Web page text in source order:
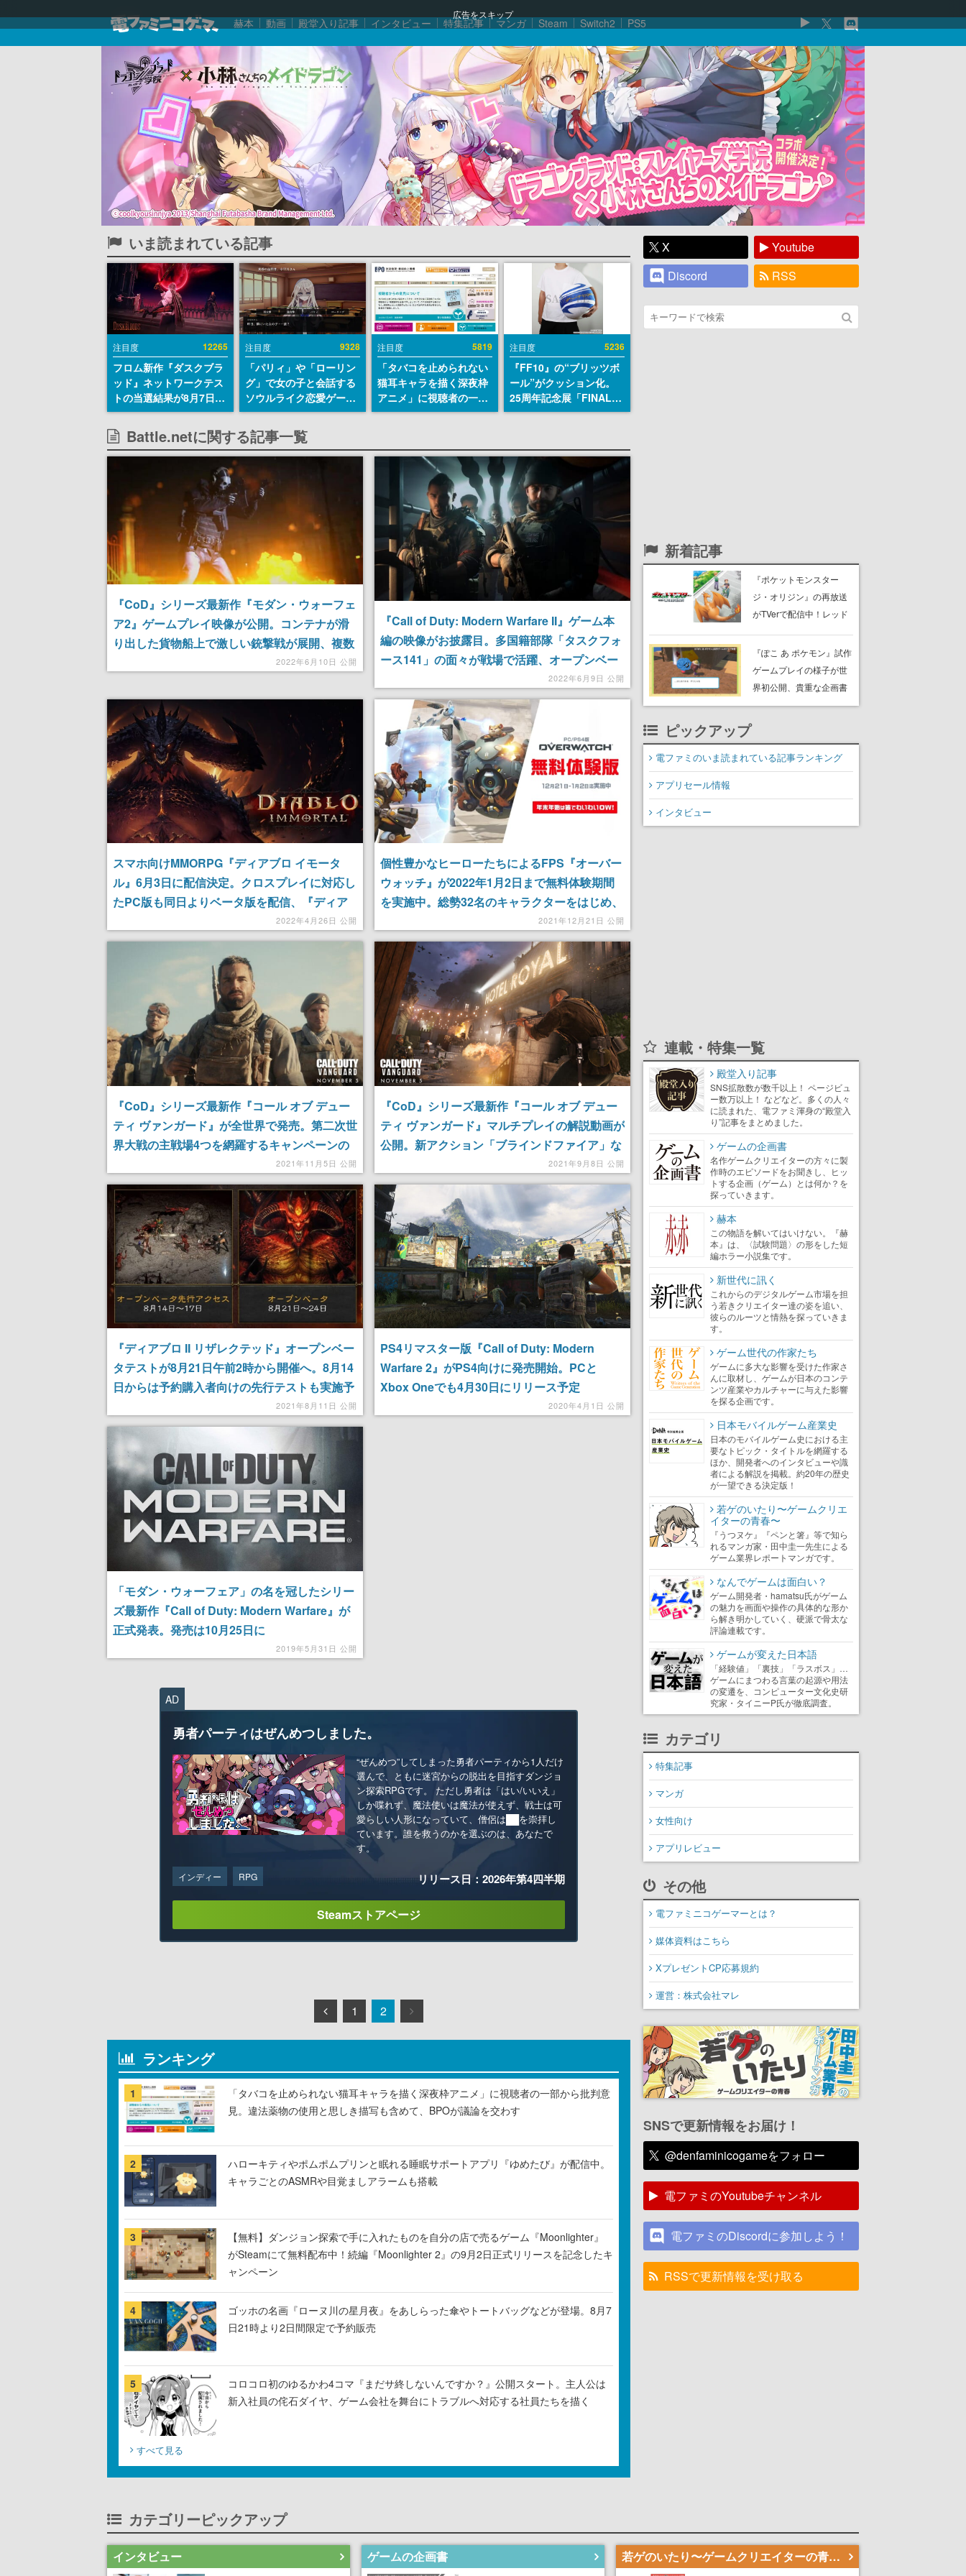
広告をスキップ
赫本 動画 殿堂入り記事 インタビュー 特集記事 マンガ Steam Switch2 PS5
いま読まれている記事
注目度 12265
フロム新作『ダスクブラ
ッド』ネットワークテス
トの当選結果が8月7日22
時に発表。応募サイトの
マイページから確認可
能、テスト実施は8月21
日～24日
注目度 9328
「パリィ」や「ローリン
グ」で女の子と会話する
ソウルライク恋愛ゲーム
『小早川さんはソウルラ
イク』無料公開。返事に
失敗すると「YOU
DIED」
注目度 5819
「タバコを止められない
猫耳キャラを描く深夜枠
アニメ」に視聴者の一部
から批判意見。違法薬物
す
注目度 5236
『FF10』の“ブリッツボ
ール”がクッション化。
25周年記念展「FINAL
FANTASY X MUSEUM-
Battle.netに関する記事一覧
『CoD』シリーズ最新作『モダン・ウォーフェ
ア2』ゲームプレイ映像が公開。コンテナが滑
り出した貨物船上で激しい銃撃戦が展開、複数
の銃を使ったプレイの様子も楽しめる2022年6月10日 公開
『Call of Duty: Modern Warfare II』ゲーム本
編の映像がお披露目。多国籍部隊「タスクフォ
ース141」の面々が戦場で活躍、オープンベー
2022年6月9日 公開
スマホ向けMMORPG『ディアブロ イモータ
ル』6月3日に配信決定。クロスプレイに対応し
たPC版も同日よりベータ版を配信、『ディア
ブロII』と『ディアブロIII』の間の物語を描く
2022年4月26日 公開
個性豊かなヒーローたちによるFPS『オーバー
ウォッチ』が2022年1月2日まで無料体験期間
を実施中。総勢32名のキャラクターをはじめ、
ほぼすべてのコンテンツが自由に楽しめる
2021年12月21日 公開
『CoD』シリーズ最新作『コール オブ デュー
ティ ヴァンガード』が全世界で発売。第二次世
界大戦の主戦場4つを網羅するキャンペーンの
ほか、多彩なマルチプレイモードも収録
2021年11月5日 公開
『CoD』シリーズ最新作『コール オブ デュー
ティ ヴァンガード』マルチプレイの解説動画が
公開。新アクション「ブラインドファイア」な
どゲームシステムの詳細が明らかに2021年9月8日 公開
『ディアブロ II リザレクテッド』オープンベー
タテストが8月21日午前2時から開催へ。8月14
日からは予約購入者向けの先行テストも実施予
2021年8月11日 公開
PS4リマスター版『Call of Duty: Modern
Warfare 2』がPS4向けに発売開始。PCと
Xbox Oneでも4月30日にリリース予定
2020年4月1日 公開
「モダン・ウォーフェア」の名を冠したシリー
ズ最新作『Call of Duty: Modern Warfare』が
正式発表。発売は10月25日に
2019年5月31日 公開
AD
勇者パーティはぜんめつしました。
“ぜんめつ”してしまった勇者パーティから1人だけ
選んで、ともに迷宮からの脱出を目指すダンジョ
ン探索RPGです。 ただし勇者は「はい/いいえ」
しか喋れず、魔法使いは魔法が使えず、戦士は可
愛らしい人形になっていて、僧侶は██を崇拝し
ています。誰を救うのかを選ぶのは、あなたで
す。
インディー RPG リリース日：2026年第4四半期
Steamストアページ
1 2
ランキング
1
「タバコを止められない猫耳キャラを描く深夜枠アニメ」に視聴者の一部から批判意
見。違法薬物の使用と思しき描写も含めて、BPOが議論を交わす
2
ハローキティやポムポムプリンと眠れる睡眠サポートアプリ『ゆめたび』が配信中。
キャラごとのASMRや目覚ましアラームも搭載
3
【無料】ダンジョン探索で手に入れたものを自分の店で売るゲーム『Moonlighter』
がSteamにて無料配布中！続編『Moonlighter 2』の9月2日正式リリースを記念したキ
ャンペーン
4
ゴッホの名画『ローヌ川の星月夜』をあしらった傘やトートバッグなどが登場。8月7
日21時より2日間限定で予約販売
5
コロコロ初のゆるかわ4コマ『まだサ終しないんですか？』公開スタート。主人公は
新入社員の侘石ダイヤ、ゲーム会社を舞台にトラブルへ対応する社員たちを描く
すべて見る
X
Youtube
Discord
RSS
新着記事
『ポケットモンスター
ジ・オリジン』の再放送
がTVerで配信中！レッド
公のオリジナルアニメ
『ぽこ あ ポケモン』試作
ゲームプレイの様子が世
界初公開、貴重な企画書
の一部も見れちゃう。ゲ
ゲームフリーク公式
YouTubeで公開中
ピックアップ
電ファミのいま読まれている記事ランキング
アプリセール情報
インタビュー
連載・特集一覧
殿堂入り記事
SNS拡散数が数千以上！ ページビュ
ー数万以上！ などなど。多くの人々
に読まれた、電ファミ渾身の“殿堂入
り”記事をまとめました。
ゲームの企画書
名作ゲームクリエイターの方々に製
作時のエピソードをお聞きし、ヒッ
トする企画（ゲーム）とは何か？を
探っていきます。
赫本
この物語を解いてはいけない。『赫
本』は、〈試験問題〉の形をした短
編ホラー小説集です。
新世代に訊く
これからのデジタルゲーム市場を担
う若きクリエイター達の姿を追い、
彼らのルーツと情熱を探っていきま
す。
ゲーム世代の作家たち
ゲームに多大な影響を受けた作家さ
んに取材し、ゲームが日本のコンテ
ンツ産業やカルチャーに与えた影響
を探る企画です。
日本モバイルゲーム産業史
日本のモバイルゲーム史における主
要なトピック・タイトルを網羅する
ほか、開発者へのインタビューや識
者による解説を掲載。約20年の歴史
が一望できる決定版！
若ゲのいたり〜ゲームクリエ
イターの青春〜
『うつヌケ』『ペンと箸』等で知ら
れるマンガ家・田中圭一先生による
ゲーム業界レポートマンガです。
なんでゲームは面白い？
ゲーム開発者・hamatsu氏がゲーム
の魅力を画面や操作の具体的な形か
ら解き明かしていく、硬派で骨太な
評論連載です。
ゲームが変えた日本語
「経験値」「裏技」「ラスボス」…
ゲームにまつわる言葉の起源や用法
の変遷を、コンピューター文化史研
究家・タイニーP氏が徹底調査。
カテゴリ
特集記事
マンガ
女性向け
アプリレビュー
その他
電ファミニコゲーマーとは？
媒体資料はこちら
XプレゼントCP応募規約
運営：株式会社マレ
SNSで更新情報をお届け！
@denfaminicogameをフォロー
電ファミのYoutubeチャンネル
電ファミのDiscordに参加しよう！
RSSで更新情報を受け取る
カテゴリーピックアップ
インタビュー ゲームの企画書 若ゲのいたり〜ゲームクリエイターの青春〜